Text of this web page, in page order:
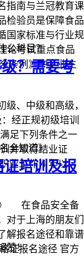
指南与兰冠教育课
检验员是保障食品
国家标准与行业规
论考试重点​​ ​​食品
条例》中企业主
？需要考
级、中级和高级，
经正规初级培训
足下列条件之一
并取得结业证
业工作 4 年以
证培训及报
》 在食品安全备
对于上海的朋友们
解报名途径和靠谱
证报名途径 官方